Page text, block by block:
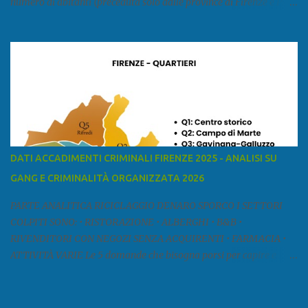
a est con le province di Pistoia e di Firenze, a sud con la provincia di
Lucca Ÿ la Versilia Ÿ la Media Valle del Serchio Ÿ la Garfagnana
Fonte: wikipedia Presenze mafiose e criminali (principali) Le
presenze mafiose in provincia sono assai rilevanti. Si segnala che
nella relazione del 2001 della Commissione parlamentare
Livorno e Lucca agiscono i clan dei Fedele...” Dalla ricerc...
DATI ACCADIMENTI CRIMINALI FIRENZE 2025 - ANALISI SU
GANG E CRIMINALITÀ ORGANIZZATA 2026
PARTE ANALITICA RICICLAGGIO DENARO SPORCO I SETTORI
COLPITI SONO: • RISTORAZIONE • ALBERGHI • B&B •
RIVENDITORI CON NEGOZI SENZA ACQUIRENTI • FARMACIA •
ATTIVITÀ VARIE Le 5 domande che bisogna porsi per capire e